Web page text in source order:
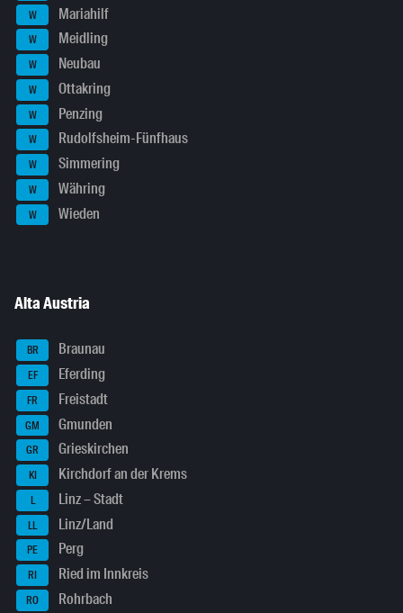
W Mariahilf
W Meidling
W Neubau
W Ottakring
W Penzing
W Rudolfsheim-Fünfhaus
W Simmering
W Währing
W Wieden
Alta Austria
BR Braunau
EF Eferding
FR Freistadt
GM Gmunden
GR Grieskirchen
KI Kirchdorf an der Krems
L Linz – Stadt
LL Linz/Land
PE Perg
RI Ried im Innkreis
RO Rohrbach